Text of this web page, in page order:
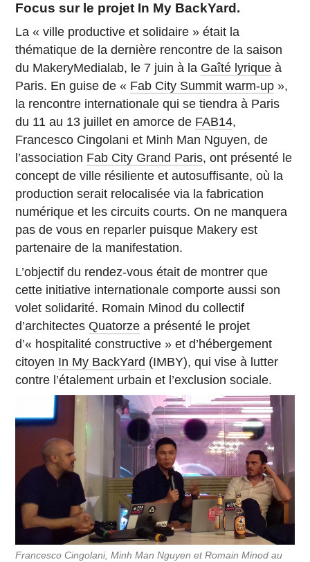
Focus sur le projet In My BackYard.
La « ville productive et solidaire » était la
thématique de la dernière rencontre de la saison
du MakeryMedialab, le 7 juin à la Gaîté lyrique à
Paris. En guise de « Fab City Summit warm-up »,
la rencontre internationale qui se tiendra à Paris
du 11 au 13 juillet en amorce de FAB14,
Francesco Cingolani et Minh Man Nguyen, de
l’association Fab City Grand Paris, ont présenté le
concept de ville résiliente et autosuffisante, où la
production serait relocalisée via la fabrication
numérique et les circuits courts. On ne manquera
pas de vous en reparler puisque Makery est
partenaire de la manifestation.
L’objectif du rendez-vous était de montrer que
cette initiative internationale comporte aussi son
volet solidarité. Romain Minod du collectif
d’architectesQuatorze a présenté le projet
d’« hospitalité constructive » et d’hébergement
citoyen In My BackYard (IMBY), qui vise à lutter
contre l’étalement urbain et l’exclusion sociale.
Francesco Cingolani, Minh Man Nguyen et Romain Minod au